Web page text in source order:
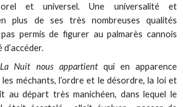
et universel. Une universalité et
plus de ses très nombreuses qualités
permis de figurer au palmarès cannois
La Nuit nous appartientqui en apparence
méchants, l’ordre et le désordre, la loi et
au départ très manichéen, dans lequel le